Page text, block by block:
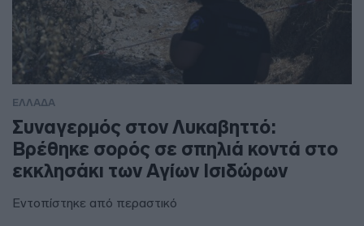
ΕΛΛΑΔΑ
Συναγερμός στον Λυκαβηττό:
Βρέθηκε σορός σε σπηλιά κοντά στο
εκκλησάκι των Αγίων Ισιδώρων
Εντοπίστηκε από περαστικό